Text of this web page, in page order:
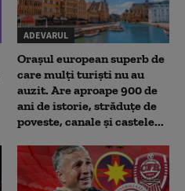
ADEVARUL
Orașul european superb de
care mulți turiști nu au
auzit. Are aproape 900 de
ani de istorie, străduțe de
poveste, canale și castele...